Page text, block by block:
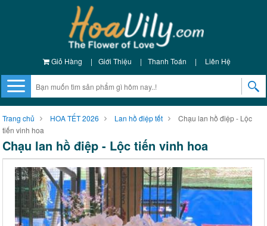
Giỏ Hàng | Giới Thiệu | Thanh Toán | Liên Hệ
Trang chủ HOA TẾT 2026 Lan hồ điệp tết
Chạu lan hồ điệp - Lộc
tiến vinh hoa
Chạu lan hồ điệp - Lộc tiến vinh hoa